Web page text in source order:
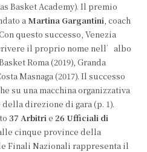
Basket Academy). Il premio
aMartina Gargantini, coach
questo successo, Venezia
il proprio nome nell’albo
Roma (2019), Granda
Masnaga (2017). Il successo
su una macchina organizzativa
direzione di gara (p. 1).
37 Arbitrie 26 Ufficiali di
cinque province della
Finali Nazionali rappresenta il